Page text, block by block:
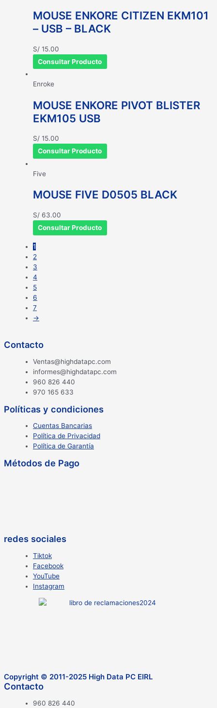
MOUSE ENKORE CITIZEN EKM101
– USB – BLACK
S/ 15.00
Consultar Producto
Enroke
MOUSE ENKORE PIVOT BLISTER
EKM105 USB
S/ 15.00
Consultar Producto
Five
MOUSE FIVE D0505 BLACK
S/ 63.00
Consultar Producto
1
2
3
4
5
6
7
→
Contacto
Ventas@highdatapc.com
informes@highdatapc.com
960 826 440
970 165 633
Políticas y condiciones
Cuentas Bancarias
Política de Privacidad
Política de Garantía
Métodos de Pago
redes sociales
Tiktok
Facebook
YouTube
Instagram
Copyright © 2011-2025 High Data PC EIRL
Contacto
960 826 440